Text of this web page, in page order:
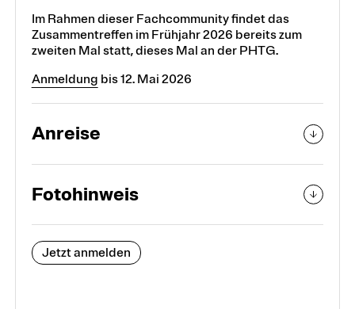
Im Rahmen dieser Fachcommunity findet das
Zusammentreffen im Frühjahr 2026 bereits zum
zweiten Mal statt, dieses Mal an der PHTG.
Anmeldung bis 12. Mai 2026
Anreise
Fotohinweis
Jetzt anmelden